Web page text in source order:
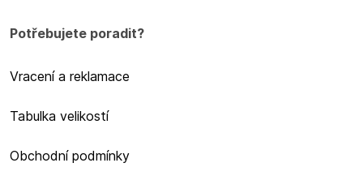
Potřebujete poradit?
Vracení a reklamace
Tabulka velikostí
Obchodní podmínky